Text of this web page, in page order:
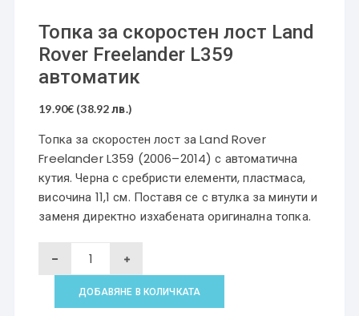
Топка за скоростен лост Land
Rover Freelander L359
автоматик
19.90€ (38.92 лв.)
Топка за скоростен лост за Land Rover
Freelander L359 (2006–2014) с автоматична
кутия. Черна с сребристи елементи, пластмаса,
височина 11,1 см. Поставя се с втулка за минути и
заменя директно изхабената оригинална топка.
количество
за
Топка
ДОБАВЯНЕ В КОЛИЧКАТА